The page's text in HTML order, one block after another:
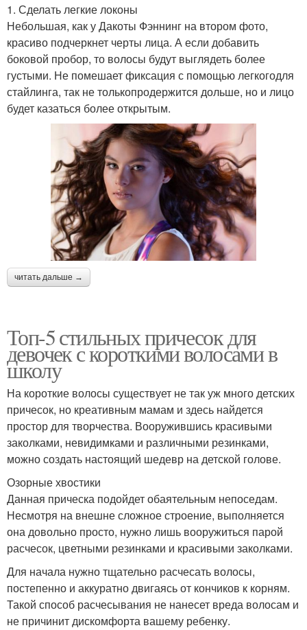
1. Сделать легкие локоны
Небольшая, как у Дакоты Фэннинг на втором фото,
красиво подчеркнет черты лица. А если добавить
боковой пробор, то волосы будут выглядеть более
густыми. Не помешает фиксация с помощью легкогодля
стайлинга, так не толькопродержится дольше, но и лицо
будет казаться более открытым.
читать дальше →
Топ-5 стильных причесок для
девочек с короткими волосами в
школу
На короткие волосы существует не так уж много детских
причесок, но креативным мамам и здесь найдется
простор для творчества. Вооружившись красивыми
заколками, невидимками и различными резинками,
можно создать настоящий шедевр на детской голове.
Озорные хвостики
Данная прическа подойдет обаятельным непоседам.
Несмотря на внешне сложное строение, выполняется
она довольно просто, нужно лишь вооружиться парой
расчесок, цветными резинками и красивыми заколками.
Для начала нужно тщательно расчесать волосы,
постепенно и аккуратно двигаясь от кончиков к корням.
Такой способ расчесывания не нанесет вреда волосам и
не причинит дискомфорта вашему ребенку.